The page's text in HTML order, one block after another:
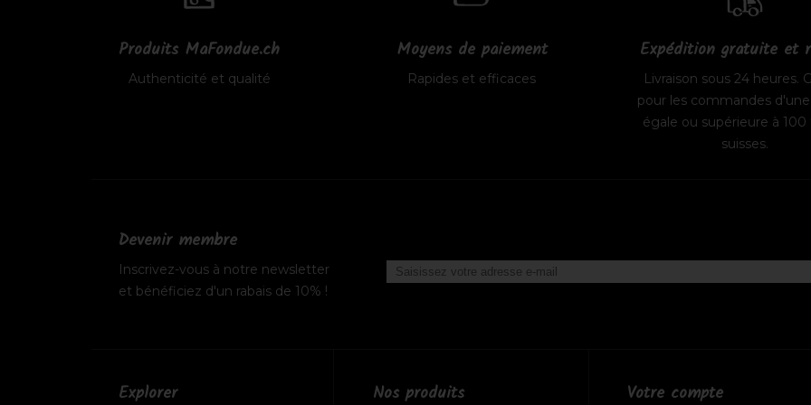
Produits MaFondue.ch
Authenticité et qualité
Moyens de paiement
Rapides et efficaces
Expédition gratuite et
Livraison sous 24 heures.
pour les commandes
égale ou supérieure à 100
suisses.
Devenir membre
Inscrivez-vous à notre newsletter
et bénéficiez d'un rabais de 10% !
Explorer Nos produits Votre compte